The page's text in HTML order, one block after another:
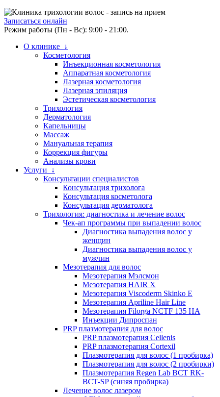
Записаться онлайн
Режим работы (Пн - Вс): 9:00 - 21:00.
О клинике ↓
Косметология
Инъекционная косметология
Аппаратная косметология
Лазерная косметология
Лазерная эпиляция
Эстетическая косметология
Трихология
Дерматология
Капельницы
Массаж
Мануальная терапия
Коррекция фигуры
Анализы крови
Услуги ↓
Консультации специалистов
Консультация трихолога
Консультация косметолога
Консультация дерматолога
Трихология: диагностика и лечение волос
Чек-ап программы при выпадении волос
Диагностика выпадения волос у
женщин
Диагностика выпадения волос у
мужчин
Мезотерапия для волос
Мезотерапия Мэлсмон
Мезотерапия HAIR X
Мезотерапия Viscoderm Skinko E
Мезотерапия Apriline Hair Line
Мезотерапия Filorga NCTF 135 HA
Инъекции Дипроспан
PRP плазмотерапия для волос
PRP плазмотерапия Cellenis
PRP плазмотерапия Cortexil
Плазмотерапия для волос (1 пробирка)
Плазмотерапия для волос (2 пробирки)
Плазмотерапия Regen Lab BCT RK-
BCT-SP (синяя пробирка)
Лечение волос лазером